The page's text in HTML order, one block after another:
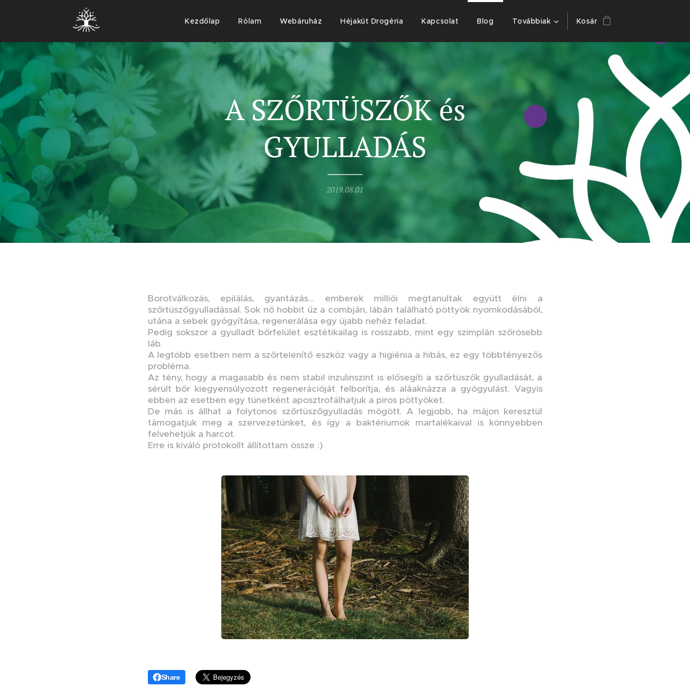
Kezdőlap Rólam Webáruház Héjakút Drogéria Kapcsolat Blog Továbbiak Kosár
A SZŐRTÜSZŐK és
GYULLADÁS
2019.08.01
Borotválkozás, epilálás, gyantázás... emberek milliói megtanultak együtt élni a
szőrtüszőgyulladással. Sok nő hobbit űz a combján, lábán található pöttyök nyomkodásából,
utána a sebek gyógyítása, regenerálása egy újabb nehéz feladat.
Pedig sokszor a gyulladt bőrfelület esztétikailag is rosszabb, mint egy szimplán szőrösebb
láb.
A legtöbb esetben nem a szőrtelenítő eszköz vagy a higiénia a hibás, ez egy többtényezős
probléma.
Az tény, hogy a magasabb és nem stabil inzulinszint is elősegíti a szőrtüszők gyulladását, a
sérült bőr kiegyensúlyozott regenerációját felborítja, és aláaknázza a gyógyulást. Vagyis
ebben az esetben egy tünetként aposztrofálhatjuk a piros pöttyöket.
De más is állhat a folytonos szőrtüszőgyulladás mögött. A legjobb, ha májon keresztül
támogatjuk meg a szervezetünket, és így a baktériumok martalékaival is könnyebben
felvehetjük a harcot.
Erre is kiváló protokollt állítottam össze :)
Share